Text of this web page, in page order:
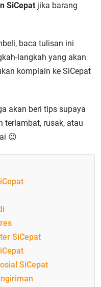
SiCepat jika barang
baca tulisan ini
langkah yang akan
komplain ke SiCepat
akan beri tips supaya
terlambat, rusak, atau
😉
SiCepat
SiCepat